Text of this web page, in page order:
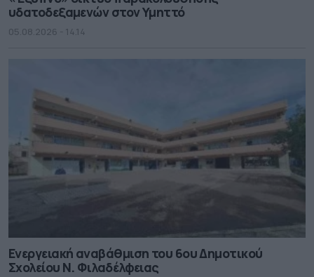
υδατοδεξαμενών στον Υμηττό
05.08.2026 - 14.14
Ενεργειακή αναβάθμιση του 6ου Δημοτικού
Σχολείου Ν. Φιλαδέλφειας